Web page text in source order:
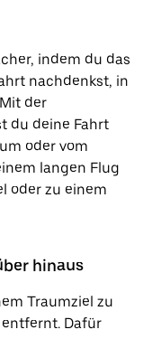
indem du das
nachdenkst, in
der
du deine Fahrt
oder vom
langen Flug
oder zu einem
hinaus
Traumziel zu
Dafür